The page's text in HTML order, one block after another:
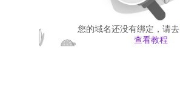
您的域名还没有绑定，请去
查看教程